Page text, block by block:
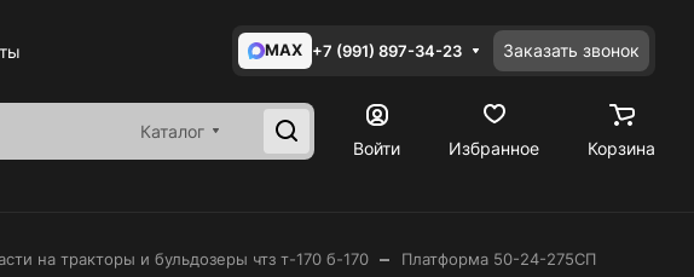
MAX +7 (991) 897-34-23 Заказать звонок
Каталог
Войти
Избранное Корзина
на тракторы и бульдозеры чтз т-170 б-170 – Платформа 50-24-275СП